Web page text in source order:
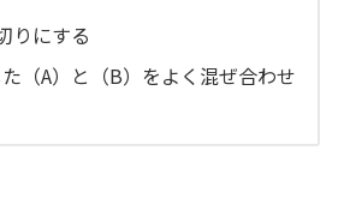
りにする
（A）と（B）をよく混ぜ合わせ